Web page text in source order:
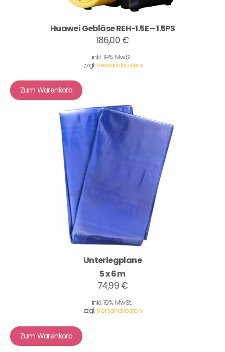
Huawei Gebläse REH-1.5E – 1.5PS
186,00 €
inkl. 19% MwSt.
zzgl.Versandkosten
Zum Warenkorb
Unterlegplane
5 x 6 m
74,99 €
inkl. 19% MwSt.
zzgl.Versandkosten
Zum Warenkorb